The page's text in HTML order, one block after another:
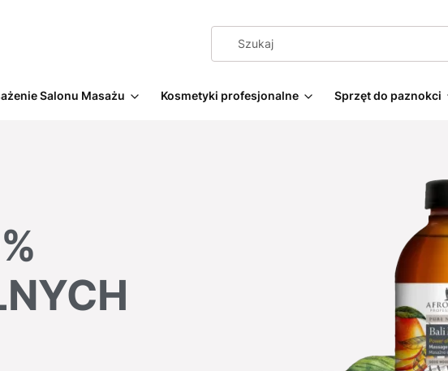
Salonu Masażu Kosmetyki profesjonalne Sprzęt do paznokci